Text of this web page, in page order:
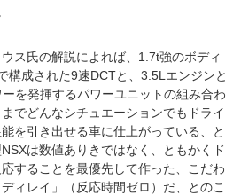
ス氏の解説によれば、1.7t強のボディ
構成された9速DCTと、3.5Lエンジンと
を発揮するパワーユニットの組み合わ
でどんなシチュエーションでもドライ
を引き出せる車に仕上がっている、と
は数値ありきではなく、ともかくド
することを最優先して作った、こだわ
ィレイ」（反応時間ゼロ）だ、とのこ